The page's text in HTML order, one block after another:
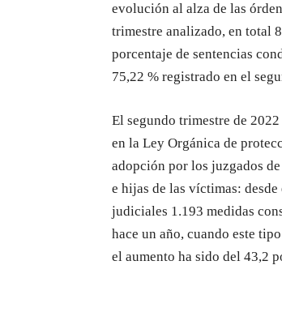
evolución al alza de las
trimestre analizado, en total
porcentaje de sentencias
75,22 % registrado en el
El segundo trimestre de
en la Ley Orgánica de
adopción por los juzgados
e hijas de las víctimas:
judiciales 1.193 medidas
hace un año, cuando este
el aumento ha sido del 43,2